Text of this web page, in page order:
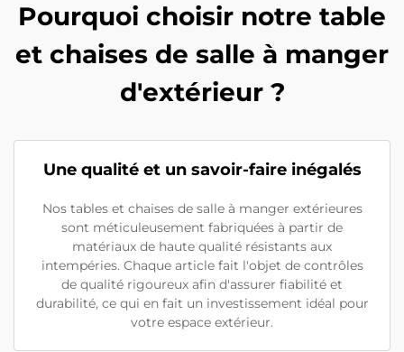
Pourquoi choisir notre table
et chaises de salle à manger
d'extérieur ?
Une qualité et un savoir-faire inégalés
Nos tables et chaises de salle à manger extérieures
sont méticuleusement fabriquées à partir de
matériaux de haute qualité résistants aux
intempéries. Chaque article fait l'objet de contrôles
de qualité rigoureux afin d'assurer fiabilité et
durabilité, ce qui en fait un investissement idéal pour
votre espace extérieur.